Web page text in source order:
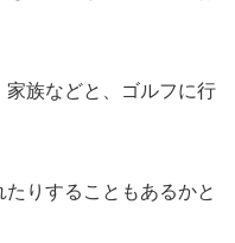
族などと、ゴルフに行
りすることもあるかと